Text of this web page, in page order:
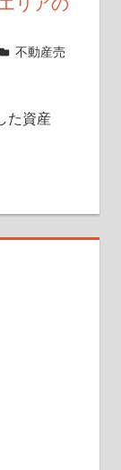
不動産売
た資産